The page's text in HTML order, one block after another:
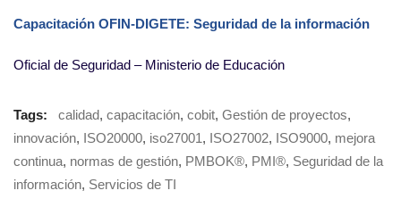
Capacitación OFIN-DIGETE: Seguridad de la información
Oficial de Seguridad – Ministerio de Educación
Tags: calidad, capacitación, cobit, Gestión de proyectos,
innovación, ISO20000, iso27001, ISO27002, ISO9000, mejora
continua, normas de gestión, PMBOK®, PMI®, Seguridad de la
información, Servicios de TI